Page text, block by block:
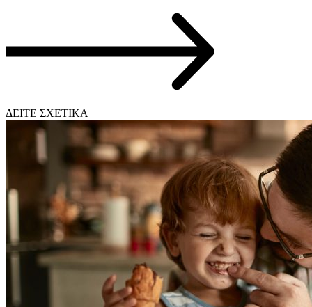
ΔΕΙΤΕ ΣΧΕΤΙΚΑ